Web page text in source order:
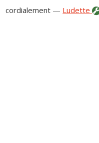
cordialement — Ludette